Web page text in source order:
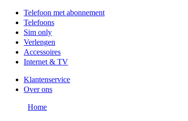
Telefoon met abonnement
Telefoons
Sim only
Verlengen
Accessoires
Internet & TV
Klantenservice
Over ons
Home